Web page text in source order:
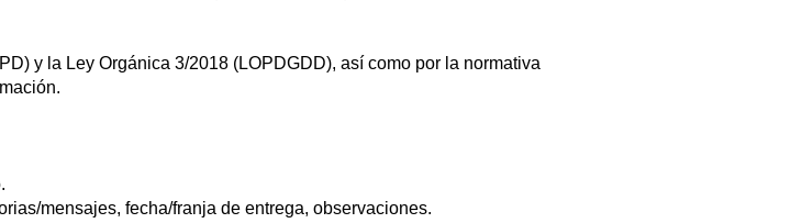
y la Ley Orgánica 3/2018 (LOPDGDD), así como por la normativa
mensajes, fecha/franja de entrega, observaciones.